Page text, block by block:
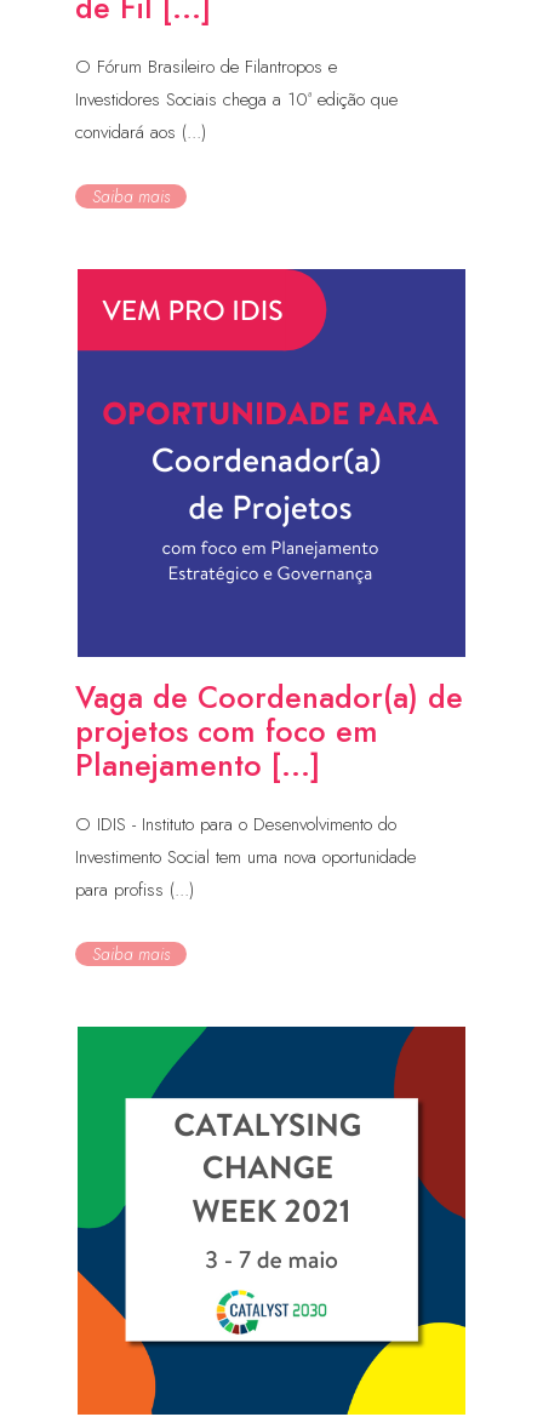
O Fórum Brasileiro de Filantropos e
Investidores Sociais chega a 10ª edição que
convidará aos (...)
Saiba mais
Vaga de Coordenador(a) de
projetos com foco em
Planejamento [...]
O IDIS - Instituto para o Desenvolvimento do
Investimento Social tem uma nova oportunidade
para profiss (...)
Saiba mais